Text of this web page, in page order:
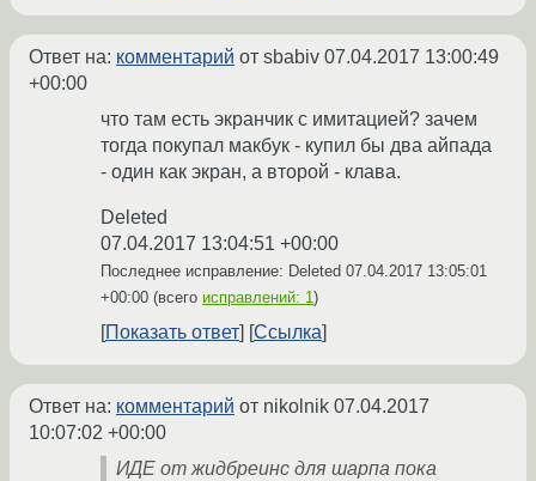
Ответ на: комментарий от sbabiv 07.04.2017 13:00:49
+00:00
что там есть экранчик с имитацией? зачем
тогда покупал макбук - купил бы два айпада
- один как экран, а второй - клава.
Deleted
07.04.2017 13:04:51 +00:00
Последнее исправление: Deleted 07.04.2017 13:05:01
+00:00 (всего исправлений: 1)
Показать ответ Ссылка
Ответ на: комментарий от nikolnik 07.04.2017
10:07:02 +00:00
ИДЕ от жидбреинс для шарпа пока